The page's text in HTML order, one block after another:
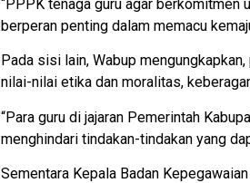
“PPPK tenaga guru agar berkomitmen
berperan penting dalam memacu
Pada sisi lain, Wabup
nilai-nilai etika dan moralitas,
“Para guru di jajaran Pemerintah
menghindari tindakan-tindakan yang
Sementara Kepala Badan